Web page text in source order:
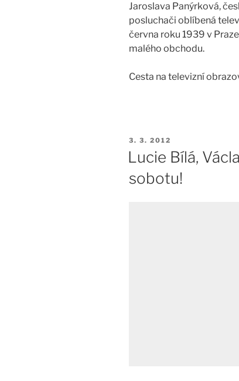
Jaroslava Panýrková,
posluchači oblíbená
června roku 1939 v
malého obchodu.
Cesta na televizní
PUBLIKOVÁNO
3. 3. 2012
Lucie Bílá,
sobotu!